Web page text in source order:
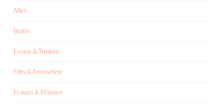
Alles
Berlin
Essen & Trinken
Film & Fernsehen
Frauen & Männer